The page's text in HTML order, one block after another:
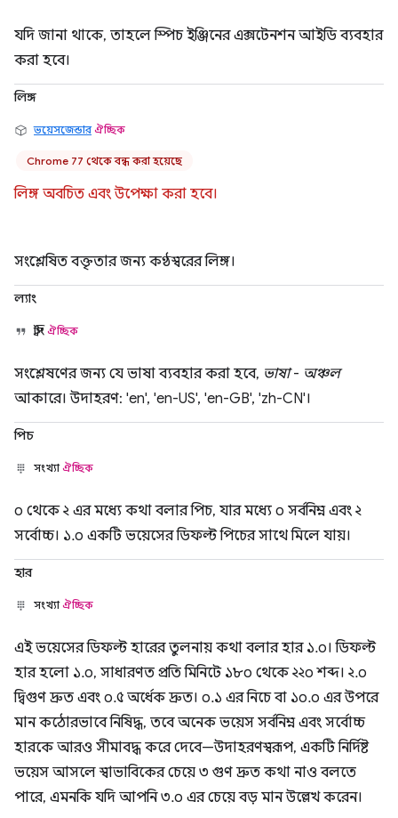
যদি জানা থাকে, তাহলে স্পিচ ইঞ্জিনের এক্সটেনশন আইডি ব্যবহার
করা হবে।
লিঙ্গ
ভয়েসজেন্ডার ঐচ্ছিক
Chrome 77 থেকে বন্ধ করা হয়েছে
লিঙ্গ অবচিত এবং উপেক্ষা করা হবে।
সংশ্লেষিত বক্তৃতার জন্য কণ্ঠস্বরের লিঙ্গ।
ল্যাং
স্ট্রিং ঐচ্ছিক
সংশ্লেষণের জন্য যে ভাষা ব্যবহার করা হবে, ভাষা- অঞ্চল
আকারে। উদাহরণ: 'en', 'en-US', 'en-GB', 'zh-CN'।
পিচ
সংখ্যাঐচ্ছিক
০ থেকে ২ এর মধ্যে কথা বলার পিচ, যার মধ্যে ০ সর্বনিম্ন এবং ২
সর্বোচ্চ। ১.০ একটি ভয়েসের ডিফল্ট পিচের সাথে মিলে যায়।
হার
সংখ্যাঐচ্ছিক
এই ভয়েসের ডিফল্ট হারের তুলনায় কথা বলার হার ১.০। ডিফল্ট
হার হলো ১.০, সাধারণত প্রতি মিনিটে ১৮০ থেকে ২২০ শব্দ। ২.০
দ্বিগুণ দ্রুত এবং ০.৫ অর্ধেক দ্রুত। ০.১ এর নিচে বা ১০.০ এর উপরে
মান কঠোরভাবে নিষিদ্ধ, তবে অনেক ভয়েস সর্বনিম্ন এবং সর্বোচ্চ
হারকে আরও সীমাবদ্ধ করে দেবে—উদাহরণস্বরূপ, একটি নির্দিষ্ট
ভয়েস আসলে স্বাভাবিকের চেয়ে ৩ গুণ দ্রুত কথা নাও বলতে
পারে, এমনকি যদি আপনি ৩.০ এর চেয়ে বড় মান উল্লেখ করেন।